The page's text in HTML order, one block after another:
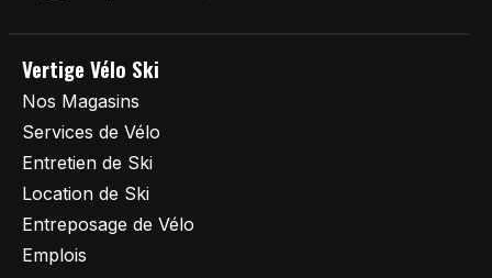
Vertige Vélo Ski
Nos Magasins
Services de Vélo
Entretien de Ski
Location de Ski
Entreposage de Vélo
Emplois